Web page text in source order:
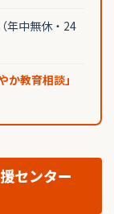
（年中無休・24
教育相談」
センター